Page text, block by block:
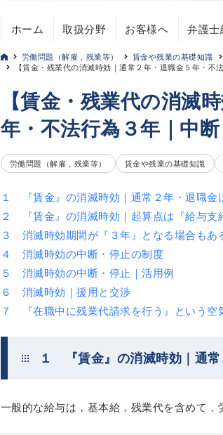
ホーム 取扱分野 お客様へ 弁護士
労働問題（解雇，残業等） 賃金や残業の基礎知識
【賃金・残業代の消滅時効｜通常２年・退職金５年・不
【賃金・残業代の消滅
年・不法行為３年｜中断
労働問題（解雇，残業等） 賃金や残業の基礎知識
１ 『賃金』の消滅時効｜通常２年・退職金
２ 『賃金』の消滅時効｜起算点は『給与支
３ 消滅時効期間が『３年』となる場合もあ
４ 消滅時効の中断・停止の制度
５ 消滅時効の中断・停止｜活用例
６ 消滅時効｜援用と交渉
７ 『在職中に残業代請求を行う』という空
１ 『賃金』の消滅時効｜通
一般的な給与は，基本給，残業代を含めて，